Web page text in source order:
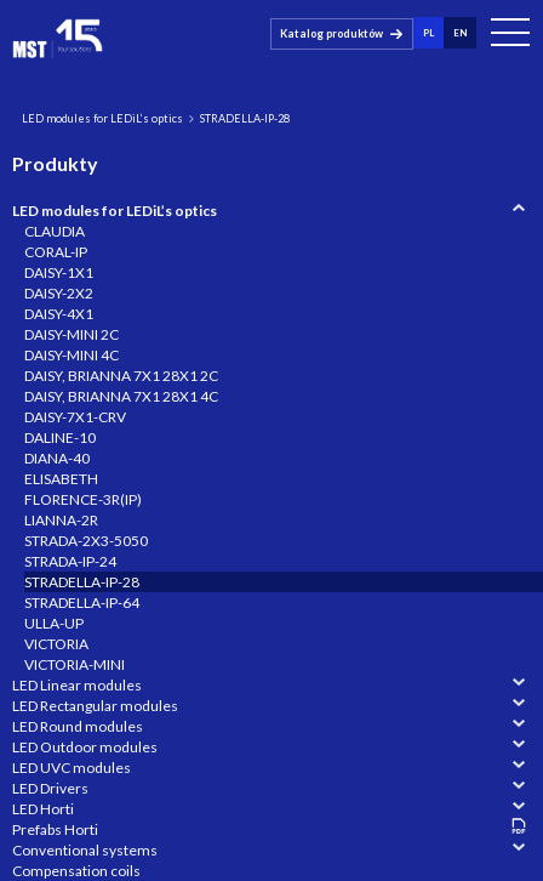
Katalog produktów PL EN
LED modules for LEDiL’s optics STRADELLA-IP-28
Produkty
LED modules for LEDiL’s optics
CLAUDIA
CORAL-IP
DAISY-1X1
DAISY-2X2
DAISY-4X1
DAISY-MINI 2C
DAISY-MINI 4C
DAISY, BRIANNA 7X1 28X1 2C
DAISY, BRIANNA 7X1 28X1 4C
DAISY-7X1-CRV
DALINE-10
DIANA-40
ELISABETH
FLORENCE-3R(IP)
LIANNA-2R
STRADA-2X3-5050
STRADA-IP-24
STRADELLA-IP-28
STRADELLA-IP-64
ULLA-UP
VICTORIA
VICTORIA-MINI
LED Linear modules
LED Rectangular modules
LED Round modules
LED Outdoor modules
LED UVC modules
LED Drivers
LED Horti
Prefabs Horti
Conventional systems
Compensation coils